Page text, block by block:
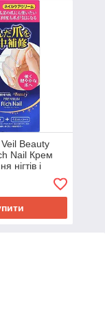
Beauty
Nail Крем
нігтів і
24 г